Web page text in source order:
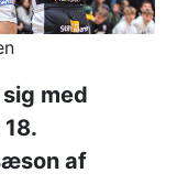
med
af